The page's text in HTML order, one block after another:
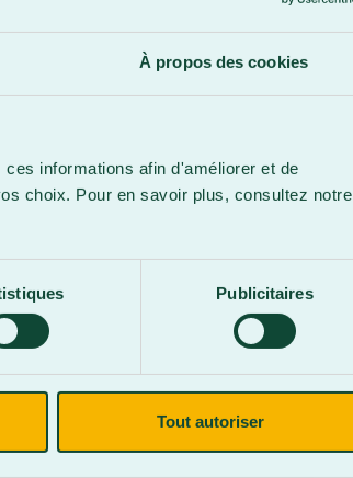
À propos des cookies
informations afin d'améliorer et de
choix. Pour en savoir plus, consultez notre
Publicitaires
Tout autoriser